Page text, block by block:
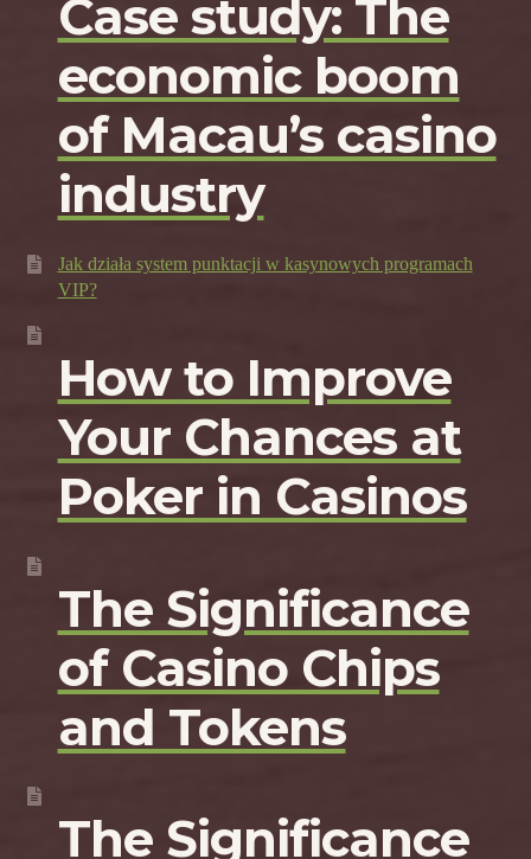
Case study: The
economic boom
of Macau’s casino
industry
Jak działa system punktacji w kasynowych programach
VIP?
How to Improve
Your Chances at
Poker in Casinos
The Significance
of Casino Chips
and Tokens
The Significance